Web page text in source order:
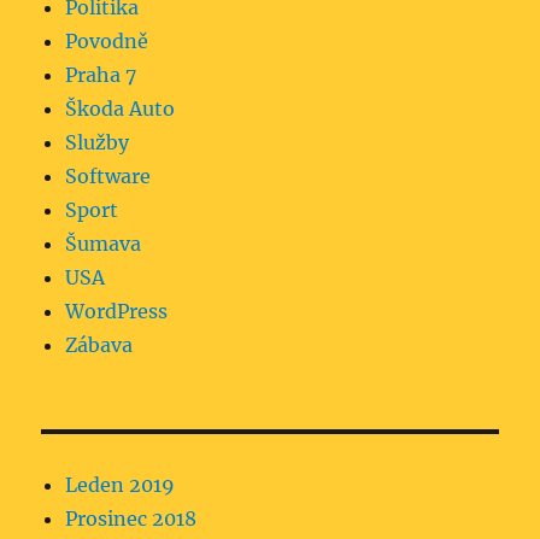
Politika
Povodně
Praha 7
Škoda Auto
Služby
Software
Sport
Šumava
USA
WordPress
Zábava
Leden 2019
Prosinec 2018